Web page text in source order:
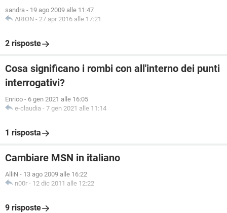
sandra - 19 ago 2009 alle 11:47
ARION - 27 apr 2016 alle 17:21
2 risposte
Cosa significano i rombi con all'interno dei punti
interrogativi?
Enrico - 6 gen 2021 alle 16:05
e-claudia - 7 gen 2021 alle 11:14
1 risposta
Cambiare MSN in italiano
AlliN - 13 ago 2009 alle 16:22
n00r - 12 dic 2011 alle 12:22
9 risposte